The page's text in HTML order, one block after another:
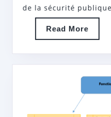
de la sécurité
Read More
More